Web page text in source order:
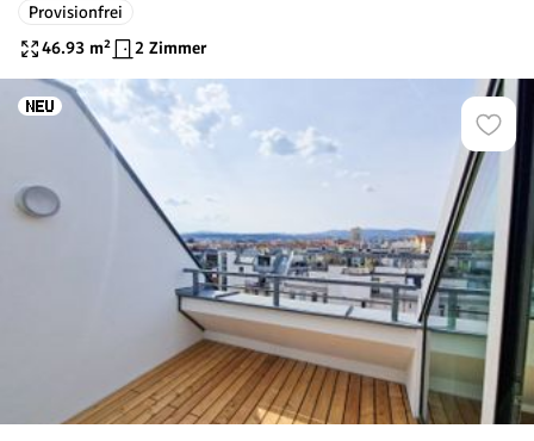
Provisionfrei
46.93 m² 2 Zimmer